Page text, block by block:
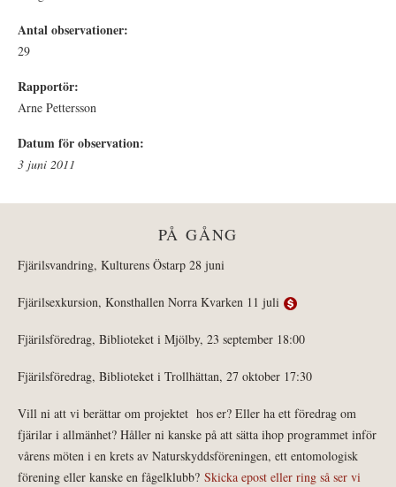
Antal observationer:
29
Rapportör:
Arne Pettersson
Datum för observation:
3 juni 2011
PÅ GÅNG
Fjärilsvandring, Kulturens Östarp 28 juni
Fjärilsexkursion, Konsthallen Norra Kvarken 11 juli
Fjärilsföredrag, Biblioteket i Mjölby, 23 september 18:00
Fjärilsföredrag, Biblioteket i Trollhättan, 27 oktober 17:30
Vill ni att vi berättar om projektet hos er? Eller ha ett föredrag om
fjärilar i allmänhet? Håller ni kanske på att sätta ihop programmet inför
vårens möten i en krets av Naturskyddsföreningen, ett entomologisk
förening eller kanske en fågelklubb? Skicka epost eller ring så ser vi